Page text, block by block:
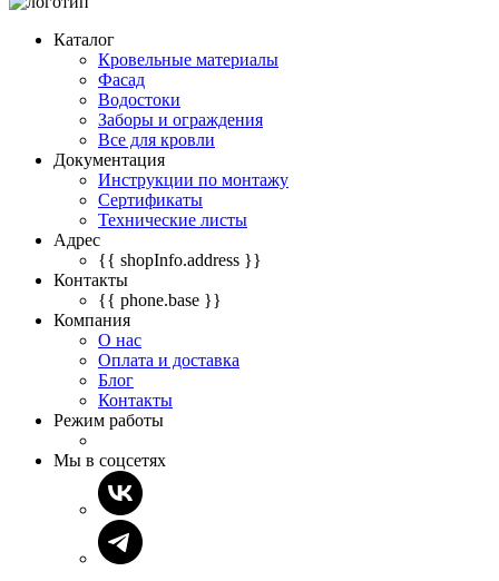
Каталог
Кровельные материалы
Фасад
Водостоки
Заборы и ограждения
Все для кровли
Документация
Инструкции по монтажу
Сертификаты
Технические листы
Адрес
{{ shopInfo.address }}
Контакты
{{ phone.base }}
Компания
О нас
Оплата и доставка
Блог
Контакты
Режим работы
Мы в соцсетях